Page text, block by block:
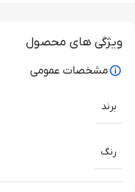
ویژگی های محصول
مشخصات عمومی
برند
رنگ